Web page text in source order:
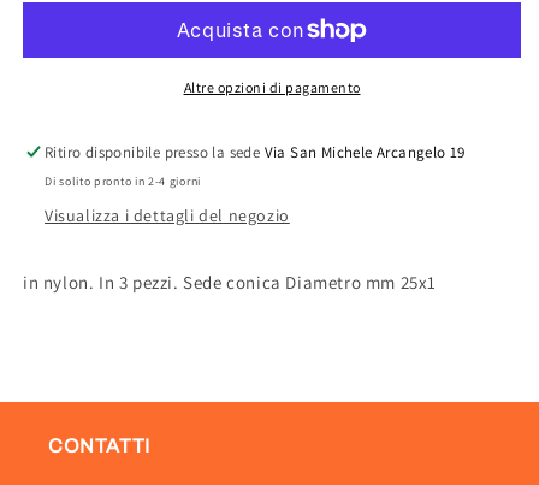
DIRITTO
PZ.3
DIRITTO
1X25
Altre opzioni di pagamento
Ritiro disponibile presso la sede Via San Michele Arcangelo 19
Di solito pronto in 2-4 giorni
Visualizza i dettagli del negozio
in nylon. In 3 pezzi. Sede conica Diametro mm 25x1
CONTATTI